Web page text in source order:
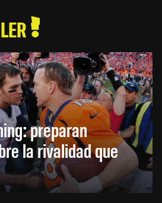
preparan
la rivalidad que